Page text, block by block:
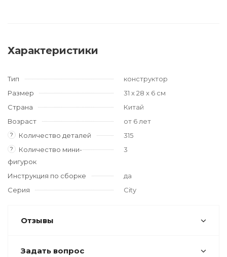
Характеристики
Тип
конструктор
Размер
31 х 28 х 6 см
Страна
Китай
Возраст
от 6 лет
? Количество деталей 315
?
Количество мини-
фигурок
3
Инструкция по сборке
да
Серия
City
Отзывы
Задать вопрос